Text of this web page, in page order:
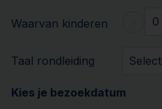
Waarvan kinderen
Taal rondleiding
Kies je bezoekdatum